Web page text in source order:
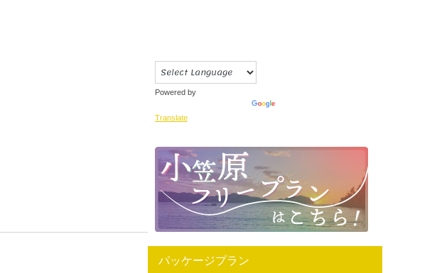
Powered by
Translate
パッケージプラン